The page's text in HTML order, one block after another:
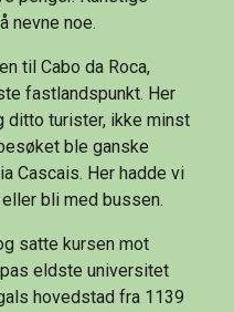
nevne noe.
til Cabo da Roca,
fastlandspunkt. Her
ditto turister, ikke minst
ble ganske
Cascais. Her hadde vi
bli med bussen.
satte kursen mot
eldste universitet
hovedstad fra 1139